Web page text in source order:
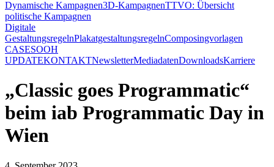
Dynamische Kampagnen3D-KampagnenTTVO: Übersicht
politische Kampagnen
Digitale
GestaltungsregelnPlakatgestaltungsregelnComposingvorlagen
CASESOOH
UPDATEKONTAKTNewsletterMediadatenDownloadsKarriere
„Classic goes Programmatic“
beim iab Programmatic Day in
Wien